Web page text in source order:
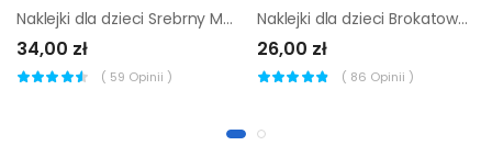
Naklejki dla dzieci Srebrny Motyl
34,00 zł
( 59 Opinii )
Naklejki dla dzieci Brokatowa Wróżka
26,00 zł
( 86 Opinii )